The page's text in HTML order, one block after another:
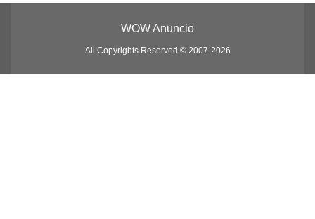
WOW Anuncio
All Copyrights Reserved © 2007-2026